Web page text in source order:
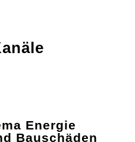
Energie
Bauschäden